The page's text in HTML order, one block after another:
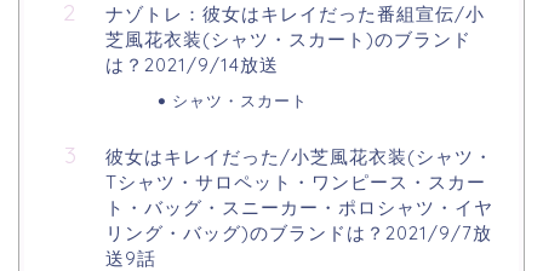
ナゾトレ：彼女はキレイだった番組宣伝/小
芝風花衣装(シャツ・スカート)のブランド
は？2021/9/14放送
シャツ・スカート
彼女はキレイだった/小芝風花衣装(シャツ・
Tシャツ・サロペット・ワンピース・スカー
ト・バッグ・スニーカー・ポロシャツ・イヤ
リング・バッグ)のブランドは？2021/9/7放
送9話